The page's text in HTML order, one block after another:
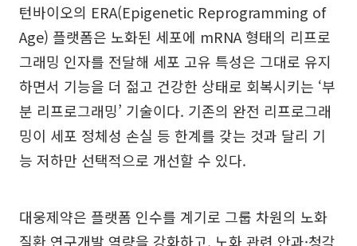
턴바이오의 ERA(Epigenetic Reprogramming of
Age) 플랫폼은 노화된 세포에 mRNA 형태의 리프로
그래밍 인자를 전달해 세포 고유 특성은 그대로 유지
하면서 기능을 더 젊고 건강한 상태로 회복시키는 ‘부
분 리프로그래밍’ 기술이다. 기존의 완전 리프로그래
밍이 세포 정체성 손실 등 한계를 갖는 것과 달리 기
능 저하만 선택적으로 개선할 수 있다.
대웅제약은 플랫폼 인수를 계기로 그룹 차원의 노화
질환 연구개발 역량을 강화하고, 노화 관련 안과·청각